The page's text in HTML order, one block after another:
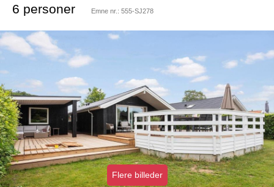
6 personer Emne nr.: 555-SJ278
Flere billeder